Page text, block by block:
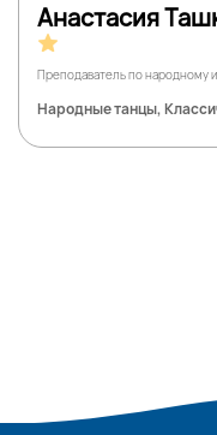
Анастасия
Преподаватель по народному
Народные танцы,